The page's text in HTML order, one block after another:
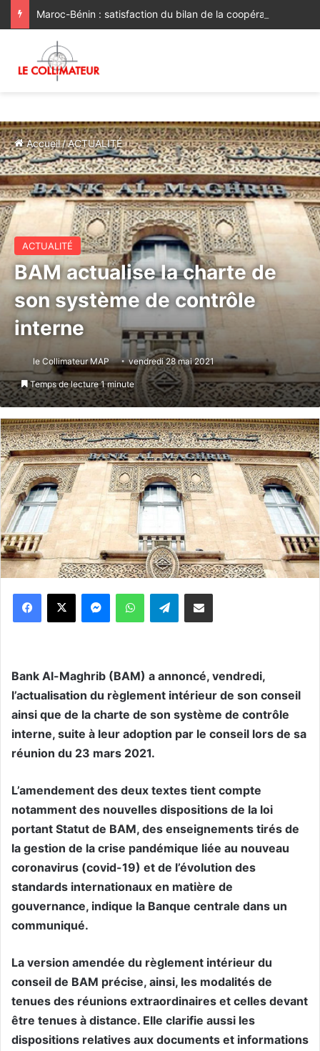
Accueil/ACTUALITÉ
ACTUALITÉ
BAM actualise la charte de
son système de contrôle
interne
le Collimateur MAP vendredi 28 mai 2021
Temps de lecture 1 minute
WhatsApp Telegram
Bank Al-Maghrib (BAM) a annoncé, vendredi,
l’actualisation du règlement intérieur de son conseil
ainsi que de la charte de son système de contrôle
interne, suite à leur adoption par le conseil lors de sa
réunion du 23 mars 2021.
L’amendement des deux textes tient compte
notamment des nouvelles dispositions de la loi
portant Statut de BAM, des enseignements tirés de
la gestion de la crise pandémique liée au nouveau
coronavirus (covid-19) et de l’évolution des
standards internationaux en matière de
gouvernance, indique la Banque centrale dans un
communiqué.
La version amendée du règlement intérieur du
conseil de BAM précise, ainsi, les modalités de
tenues des réunions extraordinaires et celles devant
être tenues à distance. Elle clarifie aussi les
dispositions relatives aux documents et informations